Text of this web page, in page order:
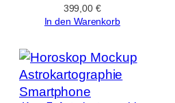
399,00 €
In den Warenkorb